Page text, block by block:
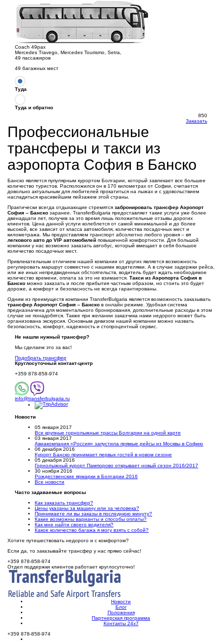
Coach 49pax
Mercedes Travego, Mercedes Tourismo, Setra,
49 пассажиров
49 багажных мест
Туда
Туда и обратно
850
Заказать
Профессиональные
трансферы и такси из
аэропорта София в Банско
Банско является пупулярным курортом Болгарии, который завлекает все большее
количество туристов. Расположился он в 170 километрах от Софии, считается
довольно актуальным для любителей прокатиться на лыжах и с удовольствием
насладиться красивейшим пейзажем этой страны.
Практически всегда отдыхающие стремятся забронировать трансфер Аэропорт
София – Банско заранее. TransferBulgaria предоставляет такие услуги уже более
двенадцати лет, получив за это время лишь положительные отзывы дорогих
клиентов. Цена данной услуги колеблется от самой минимальной и до более
высокой, все зависит от класса автомобиля, количества посадочных мест и
километража. Мы предоставляем транспорт абсолютно любого уровня – от
легкового авто до VIP автомобилей повышенной комфортности. Для большой
компании у нас возможно заказать автобус, который вмещает в себя большое
количество посадочных мест.
Привлекательным отличием нашей компании от других является возможность
регулировать маршрут совместно с нашими водителями. А в случае задержки рейса,
или же иных непредвиденных обстоятельств, водитель будет ждать необходимое
количество времени, оплата за это не взимается. Такси из Аэропорта София в
Банско можно заказать и после прибытия частным образом, но стоить это будет
дороже, а комфорт и безопасность не всегда гарантированы.
Одним из преимуществ компании TransferBulgaria является возможность заказывать
трансфер Аэропорт София – Банско в онлайн режиме. Удобная система
предназначена для моментального бронирования, дополнительные расходы в этом
случае не понадобятся. Также при желании заказчика нами недорого может быть
организована экскурсия. Основным девизом нашей компании можно назвать
безопасность, комфорт, надежность и стопроцентный сервис.
Не нашли нужный трансфер?
Мы сделаем это за вас!
Подобрать трансфер
Круглосуточный контакт-центр
+359 878-858-974
info@transferbulgaria.ru
Новости
05 января 2017
Все крупные горнолыжные трассы Болгарии на одной карте
03 января 2017
Авиакомпания «Россия» запустила прямые рейсы из Москвы в Софию
06 декабря 2016
Курорт Банско принимает первых гостей в новом сезоне
05 декабря 2016
Горнолыжный курорт Пампорово открывает новый сезон 2016/2017
30 ноября 2016
Рождественские ярмарки в Болгарии 2016
Все новости
Часто задаваемые вопросы
Как заказать трансфер?
Цены указаны за машину или за человека?
Принимаете ли вы заказы в последнюю минуту?
Какие возможны варианты и способы оплаты?
Как мне найти своего водителя?
Какое количество багажа я могу взять с собой?
Хотите путешествовать недорого и с комфортом?
Если да, то заказывайте трансфер у нас прямо сейчас!
+359 878-858-974
Отдел поддержки клиентов работает круглосуточно!
Новости
Блог
Положения
Партнерская программа
Контакты 24х7
+359 878-858-974